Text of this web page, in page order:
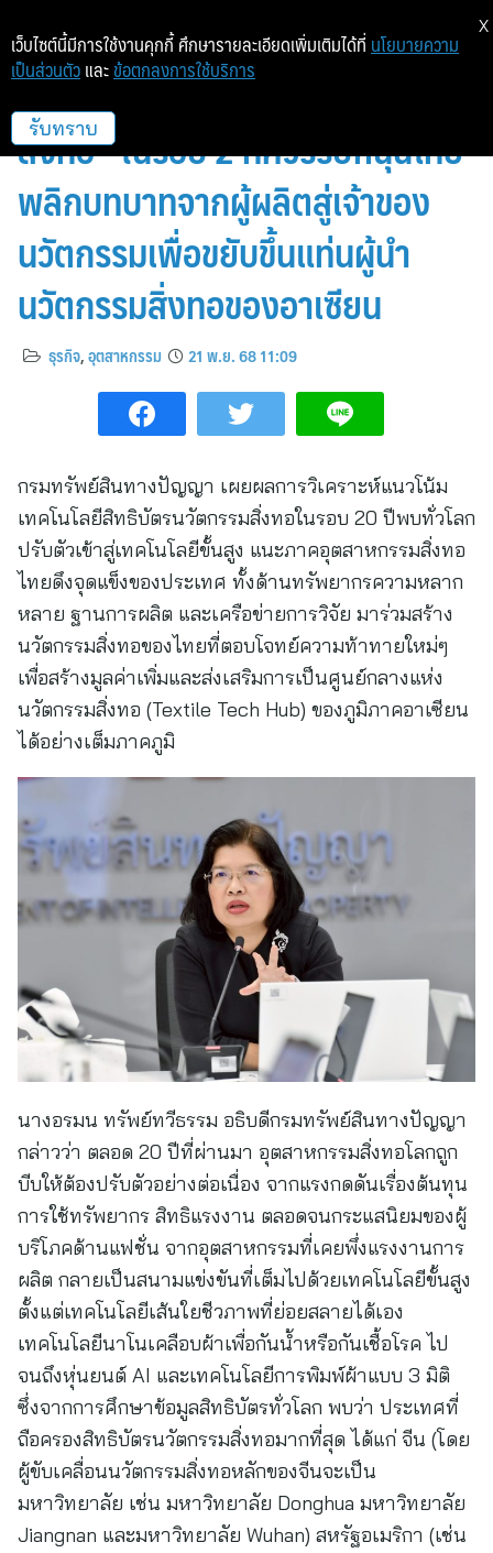
เจาะบทวิเคราะห์เทรนด์ “สิทธิบัตร
สิ่งทอ” ในรอบ 2 ทศวรรษหนุนไทย
พลิกบทบาทจากผู้ผลิตสู่เจ้าของ
นวัตกรรมเพื่อขยับขึ้นแท่นผู้นำ
นวัตกรรมสิ่งทอของอาเซียน
ธุรกิจ,อุตสาหกรรม 21 พ.ย. 68 11:09
กรมทรัพย์สินทางปัญญา เผยผลการวิเคราะห์แนวโน้ม
เทคโนโลยีสิทธิบัตรนวัตกรรมสิ่งทอในรอบ 20 ปีพบทั่วโลก
ปรับตัวเข้าสู่เทคโนโลยีขั้นสูง แนะภาคอุตสาหกรรมสิ่งทอ
ไทยดึงจุดแข็งของประเทศ ทั้งด้านทรัพยากรความหลาก
หลาย ฐานการผลิต และเครือข่ายการวิจัย มาร่วมสร้าง
นวัตกรรมสิ่งทอของไทยที่ตอบโจทย์ความท้าทายใหม่ๆ
เพื่อสร้างมูลค่าเพิ่มและส่งเสริมการเป็นศูนย์กลางแห่ง
นวัตกรรมสิ่งทอ (Textile Tech Hub) ของภูมิภาคอาเซียน
ได้อย่างเต็มภาคภูมิ
นางอรมน ทรัพย์ทวีธรรม อธิบดีกรมทรัพย์สินทางปัญญา
กล่าวว่า ตลอด 20 ปีที่ผ่านมา อุตสาหกรรมสิ่งทอโลกถูก
บีบให้ต้องปรับตัวอย่างต่อเนื่อง จากแรงกดดันเรื่องต้นทุน
การใช้ทรัพยากร สิทธิแรงงาน ตลอดจนกระแสนิยมของผู้
บริโภคด้านแฟชั่น จากอุตสาหกรรมที่เคยพึ่งแรงงานการ
ผลิต กลายเป็นสนามแข่งขันที่เต็มไปด้วยเทคโนโลยีขั้นสูง
ตั้งแต่เทคโนโลยีเส้นใยชีวภาพที่ย่อยสลายได้เอง
เทคโนโลยีนาโนเคลือบผ้าเพื่อกันน้ำหรือกันเชื้อโรค ไป
จนถึงหุ่นยนต์ AI และเทคโนโลยีการพิมพ์ผ้าแบบ 3 มิติ
ซึ่งจากการศึกษาข้อมูลสิทธิบัตรทั่วโลก พบว่า ประเทศที่
ถือครองสิทธิบัตรนวัตกรรมสิ่งทอมากที่สุด ได้แก่ จีน (โดย
ผู้ขับเคลื่อนนวัตกรรมสิ่งทอหลักของจีนจะเป็น
มหาวิทยาลัย เช่น มหาวิทยาลัย Donghua มหาวิทยาลัย
Jiangnan และมหาวิทยาลัย Wuhan) สหรัฐอเมริกา (เช่น
เว็บไซต์นี้มีการใช้งานคุกกี้ ศึกษารายละเอียดเพิ่มเติมได้ที่ นโยบายความ
เป็นส่วนตัว และ ข้อตกลงการใช้บริการ
รับทราบ
X